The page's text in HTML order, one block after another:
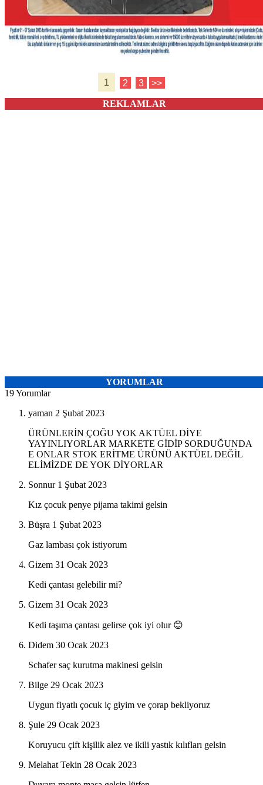
1 2 3 >>
REKLAMLAR
YORUMLAR
19 Yorumlar
yaman 2 Şubat 2023
ÜRÜNLERİN ÇOĞU YOK AKTÜEL DİYE
YAYINLIYORLAR MARKETE GİDİP SORDUĞUNDA
E ONLAR STOK ERİTME ÜRÜNÜ AKTÜEL DEĞİL
ELİMİZDE DE YOK DİYORLAR
Sonnur 1 Şubat 2023
Kız çocuk penye pijama takimi gelsin
Büşra 1 Şubat 2023
Gaz lambası çok istiyorum
Gizem 31 Ocak 2023
Kedi çantası gelebilir mi?
Gizem 31 Ocak 2023
Kedi taşıma çantası gelirse çok iyi olur 😊
Didem 30 Ocak 2023
Schafer saç kurutma makinesi gelsin
Bilge 29 Ocak 2023
Uygun fiyatlı çocuk iç giyim ve çorap bekliyoruz
Şule 29 Ocak 2023
Koruyucu çift kişilik alez ve ikili yastık kılıfları gelsin
Melahat Tekin 28 Ocak 2023